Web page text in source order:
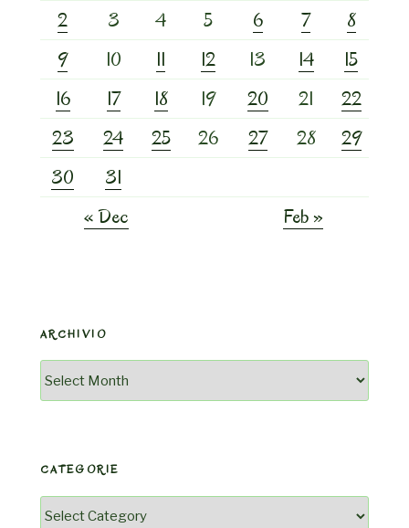
2
3 4 5 6 7
8
9
10 11 12 13 14
15
16
17 18 19 20 21
22
23
24 25 26 27 28
29
30
31
« Dec
Feb »
ARCHIVIO
Archivio
CATEGORIE
Categorie